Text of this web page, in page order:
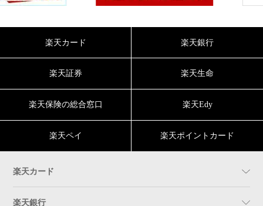
楽天カード 楽天銀行
楽天証券 楽天生命
楽天保険の総合窓口 楽天Edy
楽天ペイ 楽天ポイントカード
楽天カード
楽天銀行